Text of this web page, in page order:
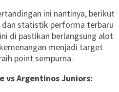
ini nantinya, berikut
dan statistik performa terbaru
di pastikan berlangsung alot
menjadi target
point sempurna.
vs Argentinos Juniors: